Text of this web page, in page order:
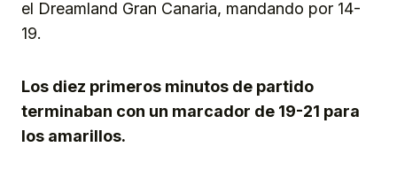
el Dreamland Gran Canaria, mandando por 14-
19.
Los diez primeros minutos de partido
terminaban con un marcador de 19-21 para
los amarillos.